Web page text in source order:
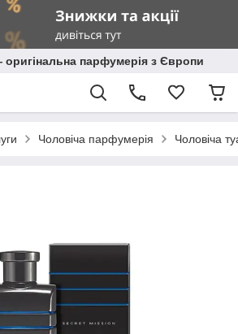
оригінальна парфумерія з Європи
Чоловіча парфумерія Чоловіча